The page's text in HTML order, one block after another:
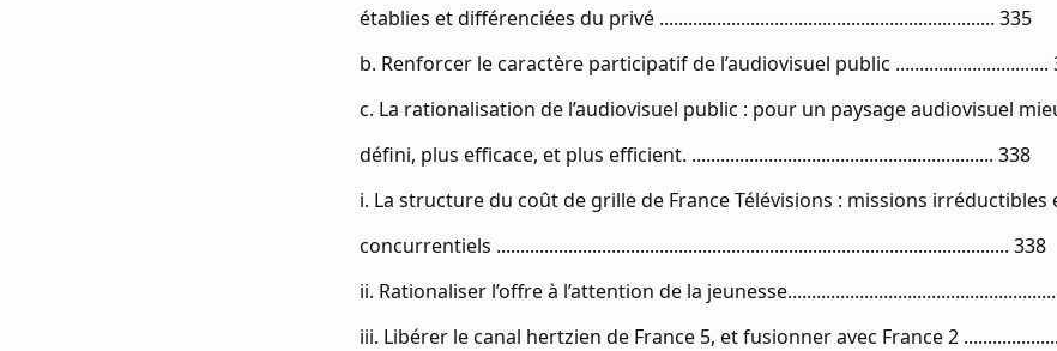
établies et différenciées du privé ...................................................................... 335
b. Renforcer le caractère participatif de l’audiovisuel public ................................
c. La rationalisation de l’audiovisuel public : pour un paysage audiovisuel
défini, plus efficace, et plus efficient. ............................................................... 338
i. La structure du coût de grille de France Télévisions : missions irréductibles
concurrentiels ........................................................................................................... 338
ii. Rationaliser l’offre à l’attention de la
iii. Libérer le canal hertzien de France 5, et fusionner avec France 2